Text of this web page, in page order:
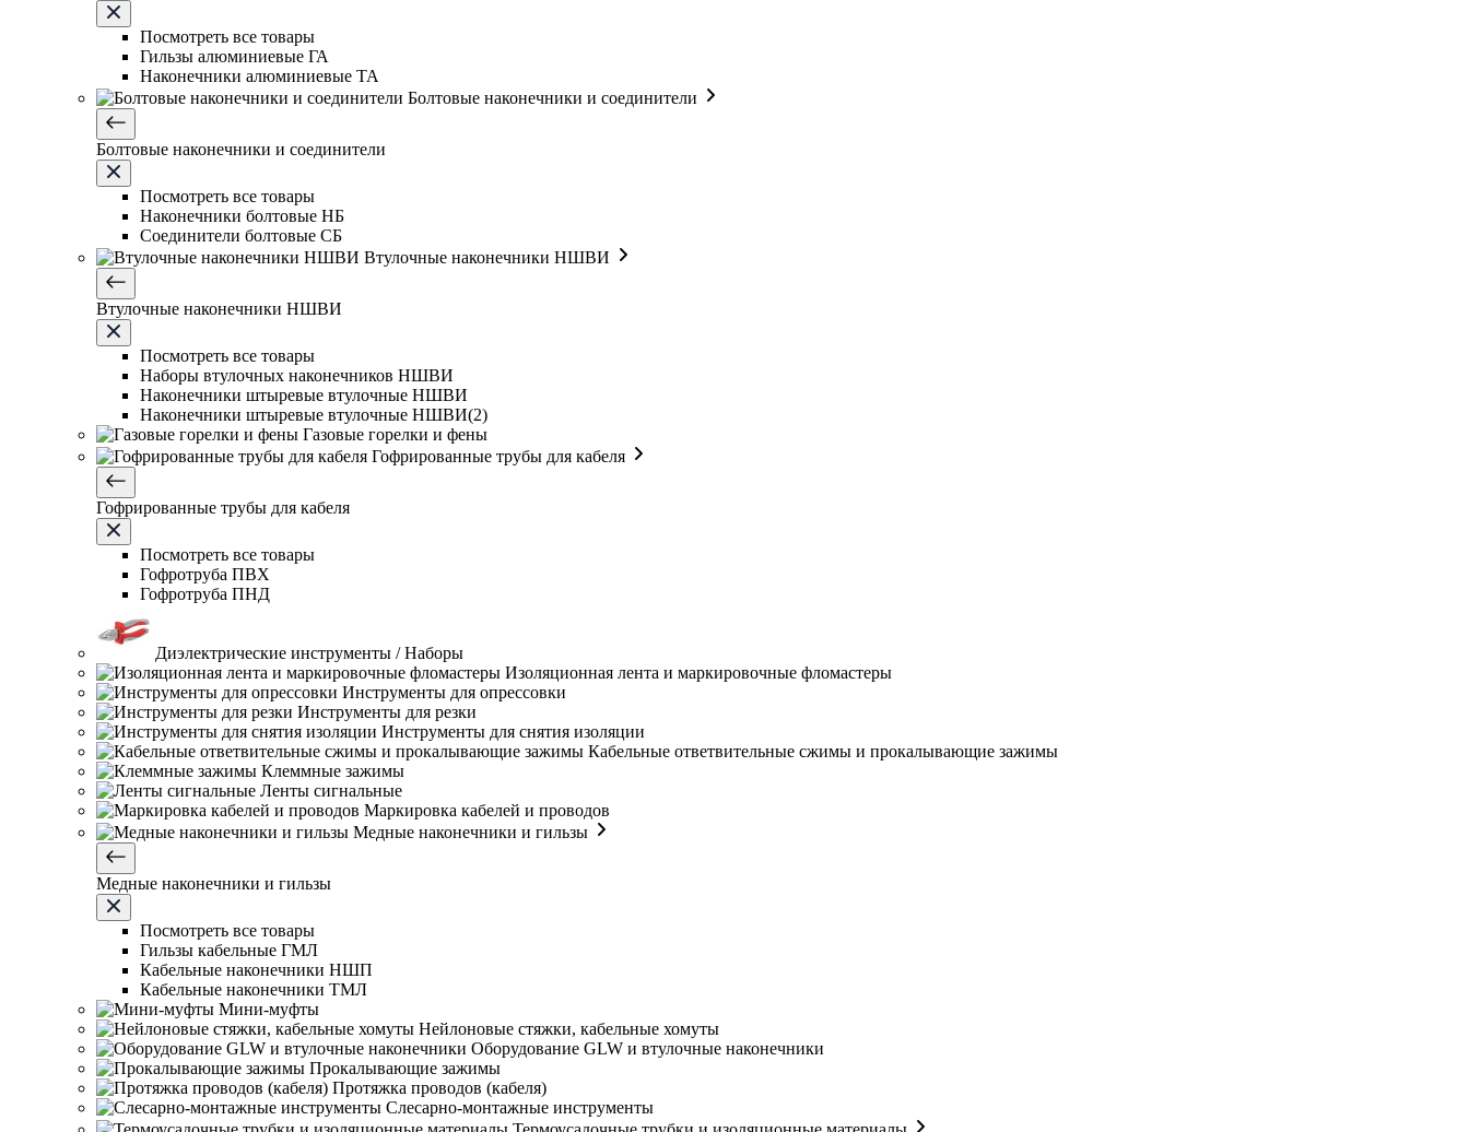
Посмотреть все товары
Гильзы алюминиевые ГА
Наконечники алюминиевые ТА
Болтовые наконечники и соединители
Болтовые наконечники и соединители
Посмотреть все товары
Наконечники болтовые НБ
Соединители болтовые СБ
Втулочные наконечники НШВИ
Втулочные наконечники НШВИ
Посмотреть все товары
Наборы втулочных наконечников НШВИ
Наконечники штыревые втулочные НШВИ
Наконечники штыревые втулочные НШВИ(2)
Газовые горелки и фены
Гофрированные трубы для кабеля
Гофрированные трубы для кабеля
Посмотреть все товары
Гофротруба ПВХ
Гофротруба ПНД
Диэлектрические инструменты / Наборы
Изоляционная лента и маркировочные фломастеры
Инструменты для опрессовки
Инструменты для резки
Инструменты для снятия изоляции
Кабельные ответвительные сжимы и прокалывающие зажимы
Клеммные зажимы
Ленты сигнальные
Маркировка кабелей и проводов
Медные наконечники и гильзы
Медные наконечники и гильзы
Посмотреть все товары
Гильзы кабельные ГМЛ
Кабельные наконечники НШП
Кабельные наконечники ТМЛ
Мини-муфты
Нейлоновые стяжки, кабельные хомуты
Оборудование GLW и втулочные наконечники
Прокалывающие зажимы
Протяжка проводов (кабеля)
Слесарно-монтажные инструменты